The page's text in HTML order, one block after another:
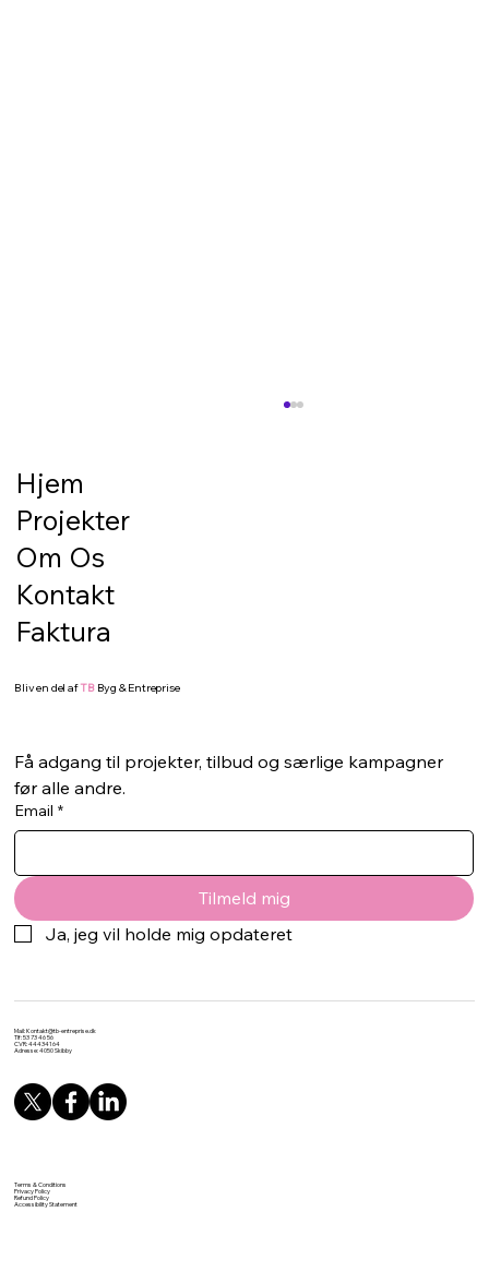
starter ikke med de synlige materialer. Den
sten eller terrassebræd
Hjem
Projekter
Om Os
Kontakt
Faktura
Bliv en del afTBByg & Entreprise
Få adgang til projekter, tilbud og særlige kampagner
før alle andre.
Email *
Tilmeld mig
Ja, jeg vil holde mig opdateret
Mail:Kontakt@tb-entreprise.dk
Tlf: 53 73 46 56
CVR: 44434164
Adresse: 4050 Skibby
Terms & Conditions
Privacy Policy
Refund Policy
Accessibility Statement